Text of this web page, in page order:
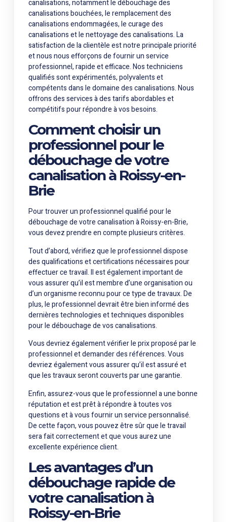
canalisations, notamment le débouchage des
canalisations bouchées, le remplacement des
canalisations endommagées, le curage des
canalisations et le nettoyage des canalisations. La
satisfaction de la clientèle est notre principale priorité
et nous nous efforçons de fournir un service
professionnel, rapide et efficace. Nos techniciens
qualifiés sont expérimentés, polyvalents et
compétents dans le domaine des canalisations. Nous
offrons des services à des tarifs abordables et
compétitifs pour répondre à vos besoins.
Comment choisir un
professionnel pour le
débouchage de votre
canalisation à Roissy-en-
Brie
Pour trouver un professionnel qualifié pour le
débouchage de votre canalisation à Roissy-en-Brie,
vous devez prendre en compte plusieurs critères.
Tout d’abord, vérifiez que le professionnel dispose
des qualifications et certifications nécessaires pour
effectuer ce travail. Il est également important de
vous assurer qu’il est membre d’une organisation ou
d’un organisme reconnu pour ce type de travaux. De
plus, le professionnel devrait être bien informé des
dernières technologies et techniques disponibles
pour le débouchage de vos canalisations.
Vous devriez également vérifier le prix proposé par le
professionnel et demander des références. Vous
devriez également vous assurer qu’il est assuré et
que les travaux seront couverts par une garantie.
Enfin, assurez-vous que le professionnel a une bonne
réputation et est prêt à répondre à toutes vos
questions et à vous fournir un service personnalisé.
De cette façon, vous pouvez être sûr que le travail
sera fait correctement et que vous aurez une
excellente expérience client.
Les avantages d’un
débouchage rapide de
votre canalisation à
Roissy-en-Brie